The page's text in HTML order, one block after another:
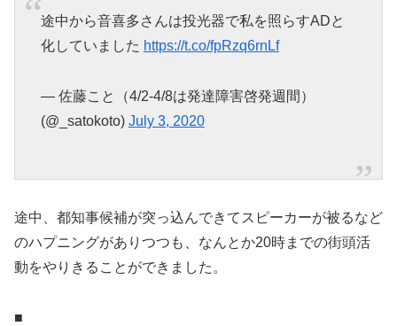
途中から音喜多さんは投光器で私を照らすADと
化していました https://t.co/fpRzq6rnLf
— 佐藤こと（4/2-4/8は発達障害啓発週間）
(@_satokoto) July 3, 2020
途中、都知事候補が突っ込んできてスピーカーが被るなど
のハプニングがありつつも、なんとか20時までの街頭活
動をやりきることができました。
■